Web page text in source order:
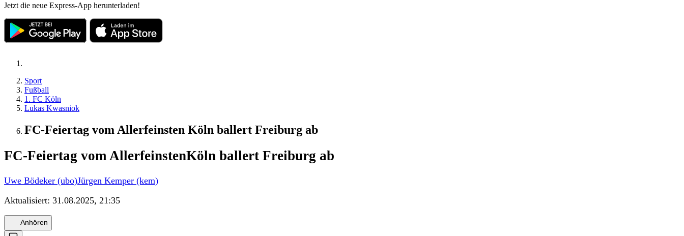
Jetzt die neue Express-App herunterladen!
Sport
Fußball
1. FC Köln
Lukas Kwasniok
FC-Feiertag vom Allerfeinsten Köln ballert Freiburg ab
FC-Feiertag vom AllerfeinstenKöln ballert Freiburg ab
Uwe Bödeker (ubo)Jürgen Kemper (kem)
Aktualisiert: 31.08.2025, 21:35
Anhören